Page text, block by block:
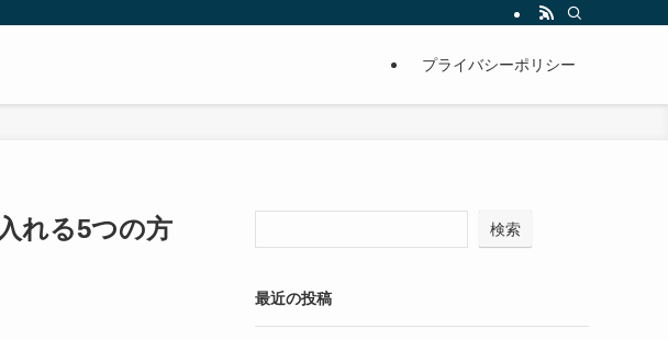
プライバシーポリシー
れる5つの方
検索
最近の投稿